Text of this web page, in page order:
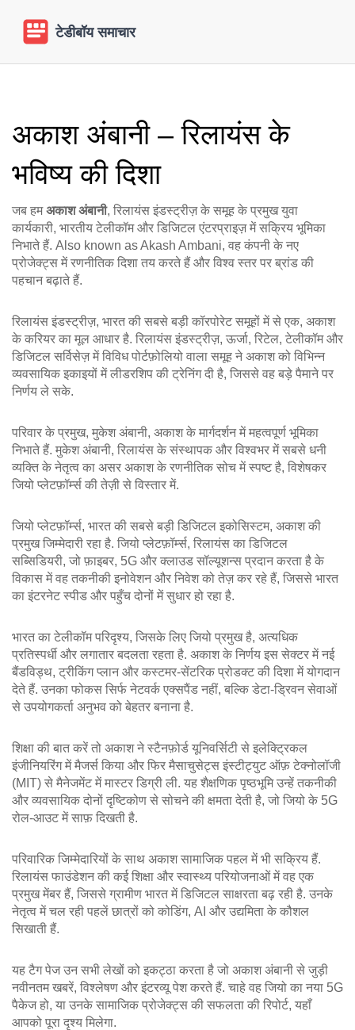
अकाश अंबानी – रिलायंस के
भविष्य की दिशा
जब हमअकाश अंबानी, रिलायंस इंडस्ट्रीज़ के समूह के प्रमुख युवा
कार्यकारी, भारतीय टेलीकॉम और डिजिटल एंटरप्राइज़ में सक्रिय भूमिका
निभाते हैं. Also known asAkash Ambani, वह कंपनी के नए
प्रोजेक्ट्स में रणनीतिक दिशा तय करते हैं और विश्व स्तर पर ब्रांड की
पहचान बढ़ाते हैं.
रिलायंस इंडस्ट्रीज़, भारत की सबसे बड़ी कॉरपोरेट समूहों में से एक, अकाश
के करियर का मूल आधार है. रिलायंस इंडस्ट्रीज़, ऊर्जा, रिटेल, टेलीकॉम और
डिजिटल सर्विसेज़ में विविध पोर्टफ़ोलियो वाला समूह ने अकाश को विभिन्न
व्यवसायिक इकाइयों में लीडरशिप की ट्रेनिंग दी है, जिससे वह बड़े पैमाने पर
निर्णय ले सके.
परिवार के प्रमुख, मुकेश अंबानी, अकाश के मार्गदर्शन में महत्वपूर्ण भूमिका
निभाते हैं. मुकेश अंबानी, रिलायंस के संस्थापक और विश्वभर में सबसे धनी
व्यक्तिके नेतृत्व का असर अकाश के रणनीतिक सोच में स्पष्ट है, विशेषकर
जियो प्लेटफ़ॉर्म्स की तेज़ी से विस्तार में.
जियो प्लेटफ़ॉर्म्स, भारत की सबसे बड़ी डिजिटल इकोसिस्टम, अकाश की
प्रमुख जिम्मेदारी रहा है. जियो प्लेटफ़ॉर्म्स, रिलायंस का डिजिटल
सब्सिडियरी, जो फ़ाइबर, 5G और क्लाउड सॉल्यूशन्स प्रदान करता है के
विकास में वह तकनीकी इनोवेशन और निवेश को तेज़ कर रहे हैं, जिससे भारत
का इंटरनेट स्पीड और पहुँच दोनों में सुधार हो रहा है.
भारत का टेलीकॉम परिदृश्य, जिसके लिए जियो प्रमुख है, अत्यधिक
प्रतिस्पर्धी और लगातार बदलता रहता है. अकाश के निर्णय इस सेक्टर में नई
बैंडविड्थ, ट्रीकिंग प्लान और कस्टमर‑सेंटरिक प्रोडक्ट की दिशा में योगदान
देते हैं. उनका फोकस सिर्फ नेटवर्क एक्सपैंड नहीं, बल्कि डेटा‑ड्रिवन सेवाओं
से उपयोगकर्ता अनुभव को बेहतर बनाना है.
शिक्षा की बात करें तो अकाश ने स्टैनफ़ोर्ड यूनिवर्सिटी से इलेक्ट्रिकल
इंजीनियरिंग में मैजर्स किया और फिर मैसाचुसेट्स इंस्टीट्युट ऑफ़ टेक्नोलॉजी
(MIT) से मैनेजमेंट में मास्टर डिग्री ली. यह शैक्षणिक पृष्ठभूमि उन्हें तकनीकी
और व्यवसायिक दोनों दृष्टिकोण से सोचने की क्षमता देती है, जो जियो के 5G
रोल‑आउट में साफ़ दिखती है.
परिवारिक जिम्मेदारियों के साथ अकाश सामाजिक पहल में भी सक्रिय हैं.
रिलायंस फाउंडेशन की कई शिक्षा और स्वास्थ्य परियोजनाओं में वह एक
प्रमुख मेंबर हैं, जिससे ग्रामीण भारत में डिजिटल साक्षरता बढ़ रही है. उनके
नेतृत्व में चल रही पहलें छात्रों को कोडिंग, AI और उद्यमिता के कौशल
सिखाती हैं.
यह टैग पेज उन सभी लेखों को इकट्ठा करता है जो अकाश अंबानी से जुड़ी
नवीनतम खबरें, विश्लेषण और इंटरव्यू पेश करते हैं. चाहे वह जियो का नया 5G
पैकेज हो, या उनके सामाजिक प्रोजेक्ट्स की सफलता की रिपोर्ट, यहाँ
आपको पूरा दृश्य मिलेगा.